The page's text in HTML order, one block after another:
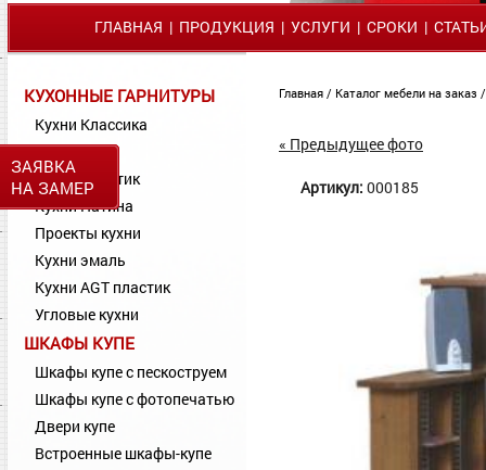
ЗАЯВКА
НА ЗАМЕР
ГЛАВНАЯ | ПРОДУКЦИЯ | УСЛУГИ | СРОКИ |
КУХОННЫЕ ГАРНИТУРЫ
Кухни Классика
Кухни МДФ
Кухни Пластик
Кухни Патина
Проекты кухни
Кухни эмаль
Кухни AGT пластик
Угловые кухни
ШКАФЫ КУПЕ
Шкафы купе с пескоструем
Шкафы купе с фотопечатью
Двери купе
Встроенные шкафы-купе
Главная / Каталог мебели на заказ
« Предыдущее фото
Артикул: 000185